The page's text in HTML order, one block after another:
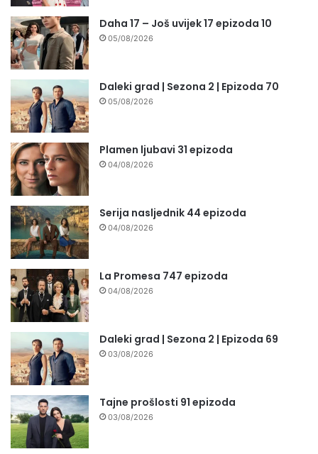
Daha 17 – Još uvijek 17 epizoda 10
05/08/2026
Daleki grad | Sezona 2 | Epizoda 70
05/08/2026
Plamen ljubavi 31 epizoda
04/08/2026
Serija nasljednik 44 epizoda
04/08/2026
La Promesa 747 epizoda
04/08/2026
Daleki grad | Sezona 2 | Epizoda 69
03/08/2026
Tajne prošlosti 91 epizoda
03/08/2026